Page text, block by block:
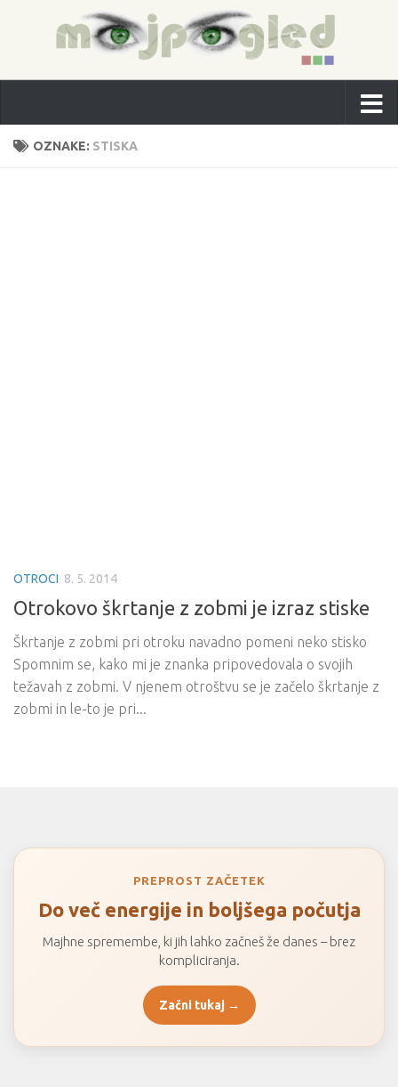
OZNAKE: STISKA
OTROCI 8. 5. 2014
Otrokovo škrtanje z zobmi je izraz stiske
Škrtanje z zobmi pri otroku navadno pomeni neko stisko
Spomnim se, kako mi je znanka pripovedovala o svojih
težavah z zobmi. V njenem otroštvu se je začelo škrtanje z
zobmi in le-to je pri...
PREPROST ZAČETEK
Do več energije in boljšega počutja
Majhne spremembe, ki jih lahko začneš že danes – brez
kompliciranja.
Začni tukaj →